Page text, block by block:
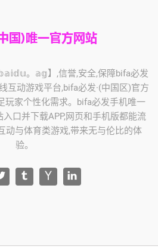
。𝕒𝕘】,信誉,安全,保障bifa必发
互动游戏平台,bifa必发·(中国区)官方
玩家个性化需求。bifa必发手机唯一
口并下载APP,网页和手机版都能流
动与体育类游戏,带来无与伦比的体
验。